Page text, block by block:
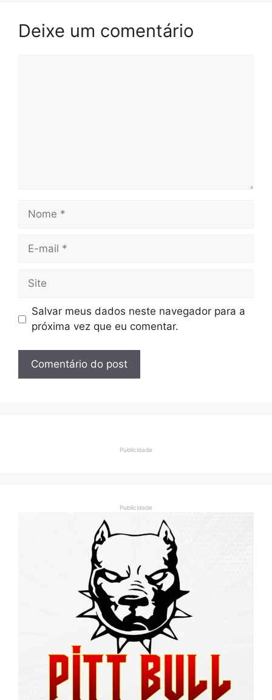
Deixe um comentário
Nome
Site
Salvar meus dados neste navegador para a
próxima vez que eu comentar.
Publicidade
Publicidade